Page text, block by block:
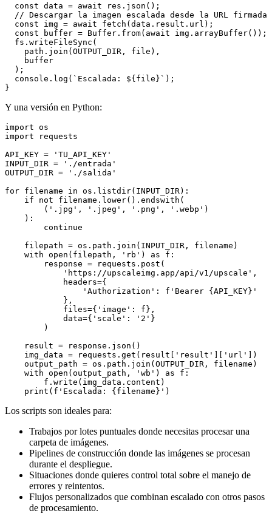
  const data = await res.json();
  // Descargar la imagen escalada desde la URL firmada
  const img = await fetch(data.result.url);
  const buffer = Buffer.from(await img.arrayBuffer());
  fs.writeFileSync(
    path.join(OUTPUT_DIR, file),
    buffer
  );
  console.log(`Escalada: ${file}`);
Y una versión en Python:
import os
import requests
API_KEY = 'TU_API_KEY'
INPUT_DIR = './entrada'
OUTPUT_DIR = './salida'
for filename in os.listdir(INPUT_DIR):
    if not filename.lower().endswith(
        ('.jpg', '.jpeg', '.png', '.webp')
    ):
        continue
    filepath = os.path.join(INPUT_DIR, filename)
    with open(filepath, 'rb') as f:
        response = requests.post(
            'https://upscaleimg.app/api/v1/upscale',
            headers={
                'Authorization': f'Bearer {API_KEY}'
            },
            files={'image': f},
            data={'scale': '2'}
        )
    result = response.json()
    img_data = requests.get(result['result']['url'])
    output_path = os.path.join(OUTPUT_DIR, filename)
    with open(output_path, 'wb') as f:
        f.write(img_data.content)
Los scripts son ideales para:
Trabajos por lotes puntuales donde necesitas procesar una
carpeta de imágenes.
Pipelines de construcción donde las imágenes se procesan
durante el despliegue.
Situaciones donde quieres control total sobre el manejo de
errores y reintentos.
Flujos personalizados que combinan escalado con otros pasos
de procesamiento.